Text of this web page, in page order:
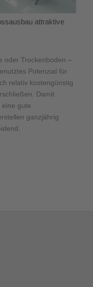
attraktive
oder Trockenboden –
Potenzial für
relativ kostengünstig
Damit
gute
ganzjährig